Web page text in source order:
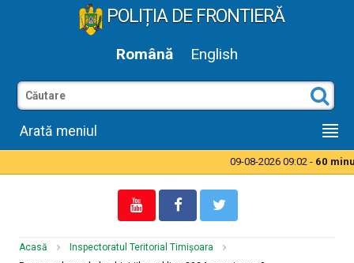
POLIȚIA DE FRONTIERĂ
Română English
Arată meniul
09-08-2026 09:02 - 60
Acasă
Inspectoratul Teritorial Timișoara